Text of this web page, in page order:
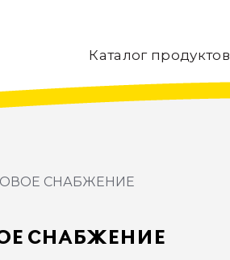
Каталог продуктов
СНАБЖЕНИЕ
СНАБЖЕНИЕ